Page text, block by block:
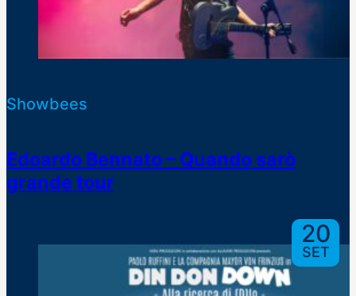
Showbees
Edoardo Bennato – Quando sarò
grande tour
20
SET